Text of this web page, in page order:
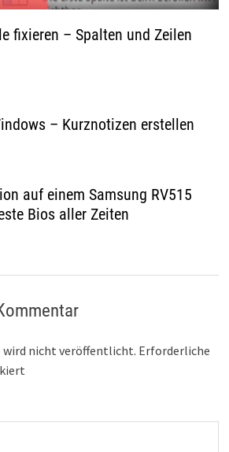
fixieren – Spalten und Zeilen
– Kurznotizen erstellen
auf einem Samsung RV515
Bios aller Zeiten
wird nicht veröffentlicht. Erforderliche